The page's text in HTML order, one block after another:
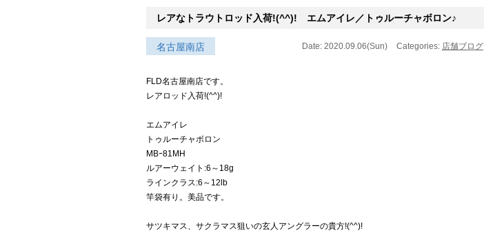
レアなトラウトロッド入荷!(^^)! エムアイレ／トゥルーチャボロン♪
名古屋南店 Date: 2020.09.06(Sun) Categories: 店舗ブログ
FLD名古屋南店です。
レアロッド入荷!(^^)!
エムアイレ
トゥルーチャボロン
MBｰ81MH
ルアーウェイト:6～18g
ラインクラス:6～12lb
竿袋有り。美品です。
サツキマス、サクラマス狙いの玄人アングラーの貴方!(^^)!